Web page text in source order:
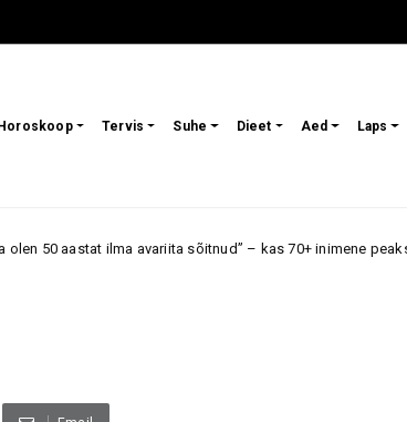
Horoskoop Tervis Suhe Dieet Aed Laps
avariita sõitnud” – kas 70+ inimene peaks veel autot